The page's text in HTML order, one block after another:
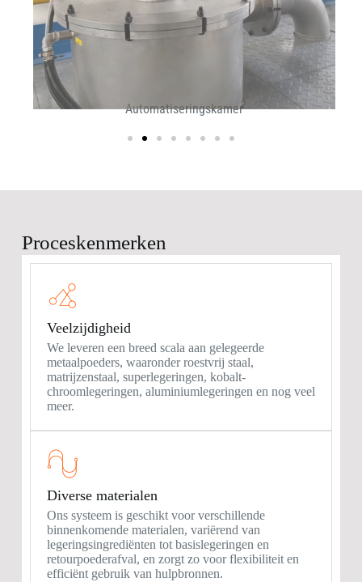
Automatiseringskamer
Proceskenmerken
Veelzijdigheid
We leveren een breed scala aan gelegeerde
metaalpoeders, waaronder roestvrij staal,
matrijzenstaal, superlegeringen, kobalt-
chroomlegeringen, aluminiumlegeringen en nog veel
meer.
Diverse materialen
Ons systeem is geschikt voor verschillende
binnenkomende materialen, variërend van
legeringsingrediënten tot basislegeringen en
retourpoederafval, en zorgt zo voor flexibiliteit en
efficiënt gebruik van hulpbronnen.